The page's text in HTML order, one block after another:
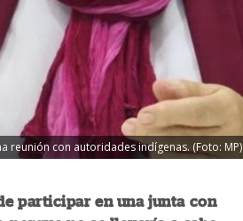
reunión con autoridades indígenas. (Foto: MP)
participar en una junta con